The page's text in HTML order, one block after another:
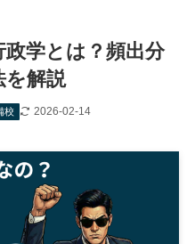
学とは？頻出分
を解説
校 2026-02-14